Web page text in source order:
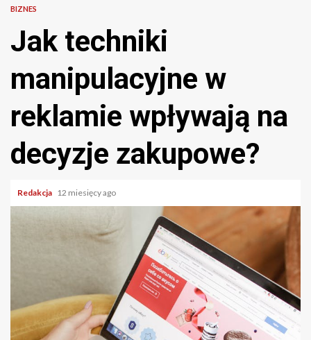
BIZNES
Jak techniki
manipulacyjne w
reklamie wpływają na
decyzje zakupowe?
Redakcja 12 miesięcy ago